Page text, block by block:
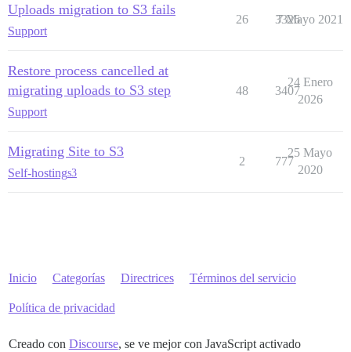
Uploads migration to S3 fails
Support
26 3326
7 Mayo 2021
Restore process cancelled at
migrating uploads to S3 step
Support
48 3407
24 Enero
2026
Migrating Site to S3
Self-hostings3
2 777
25 Mayo
2020
Inicio Categorías Directrices Términos del servicio
Política de privacidad
Creado con Discourse, se ve mejor con JavaScript activado